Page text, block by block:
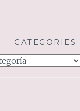
CATEGORIES